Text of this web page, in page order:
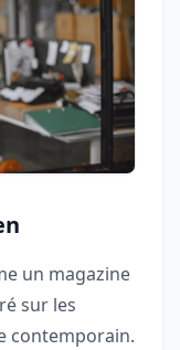
un magazine
sur les
contemporain.